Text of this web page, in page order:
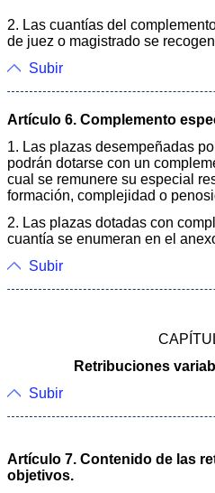
2. Las cuantías del
de juez o magistrado se
Subir
Artículo 6. Complemento
1. Las plazas desempeñadas
podrán dotarse con un
cual se remunere su especial
formación, complejidad o
2. Las plazas dotadas con
cuantía se enumeran en el
Subir
Retribuciones
Subir
Artículo 7. Contenido de las
objetivos.